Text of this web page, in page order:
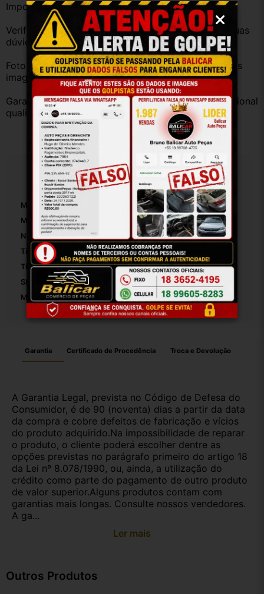
Importante
Verifique a compatibilidade com seu veículo. Tire suas
dúvidas no campo de perguntas!
Fotos reais do produto. Peça exatamente igual à das
imagens.
Garantia válida somente com instalação por profissional
qualificado.
Especificações
Marca: Chevrolet
Modelo: Corsa
Número De Peça: 24578820
Tipo De Injeção:
Tipo De Combustível: Gasolina
SKU: 26096
Motivo De GTIN Vacío: Outro
Garantia Certificado de Procedência Troca e Devolução
A Garantia Legal, prevista no Código de Defesa do
Consumidor, é de 90 (noventa) dias a partir da data
da compra e cobre defeitos de fabricação e vícios
do produto adquirido.Na impossibilidade de reparar
o produto, o cliente poderá escolher dentre as
opções previstas no parágrafo primeiro do artigo 18
da Lei nº 8.078/1990, ou, ainda, a utilização do
crédito como parte do pagamento de outro produto
de valor superior.Alguns produtos contam com
garantias mais longas. Consulte nossos vendedores.
A ga...
Ler mais
Outros Produtos